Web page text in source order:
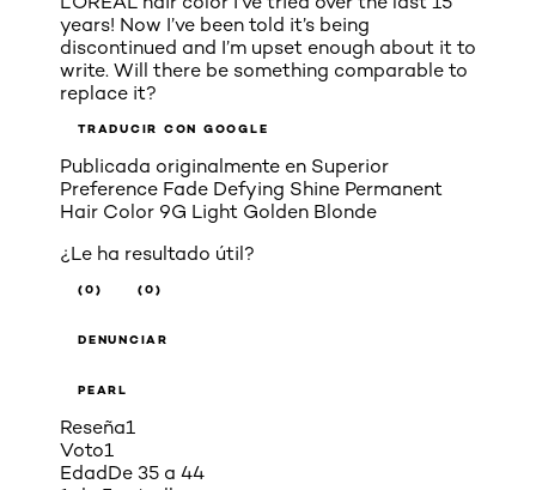
years! Now I’ve been told it’s being
discontinued and I’m upset enough about it to
write. Will there be something comparable to
replace it?
TRADUCIR CON GOOGLE
Publicada originalmente en Superior
Preference Fade Defying Shine Permanent
Hair Color 9G Light Golden Blonde
¿Le ha resultado útil?
(0) (0)
DENUNCIAR
PEARL
Reseña1
Voto1
EdadDe 35 a 44